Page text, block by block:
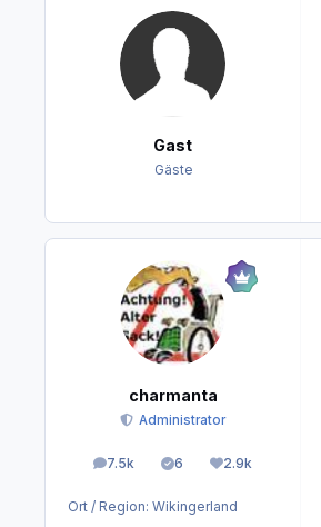
Gast
Gäste
charmanta
Administrator
7.5k
Beiträge 6
Lösungen2.9k
Reputation
Ort / Region: Wikingerland